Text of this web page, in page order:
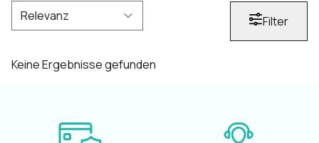
Filter
Keine Ergebnisse gefunden